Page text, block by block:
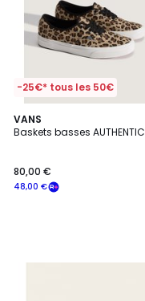
-25€* tous les 50€
VANS
Baskets basses AUTHENTIC
48,00 €
80,00 €